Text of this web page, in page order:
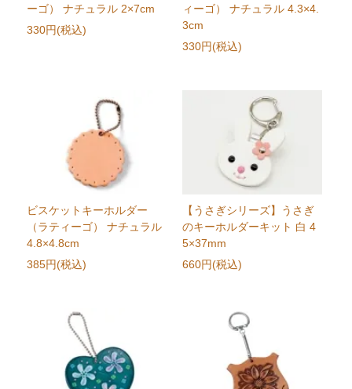
ーゴ） ナチュラル 2×7cm
330円(税込)
ィーゴ） ナチュラル 4.3×4.
3cm
330円(税込)
ビスケットキーホルダー
（ラティーゴ） ナチュラル
4.8×4.8cm
385円(税込)
【うさぎシリーズ】うさぎ
のキーホルダーキット 白 4
5×37mm
660円(税込)